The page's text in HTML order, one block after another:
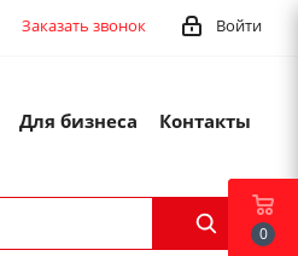
Войти
Заказать звонок
Для бизнеса Контакты
0